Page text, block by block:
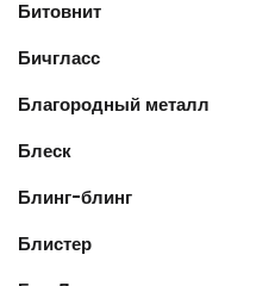
Битовнит
Бичгласс
Благородный металл
Блеск
Блинг-блинг
Блистер